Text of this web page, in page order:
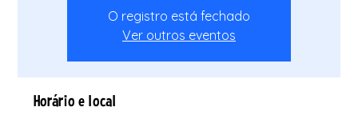
O registro está fechado
Ver outros eventos
Horário e local